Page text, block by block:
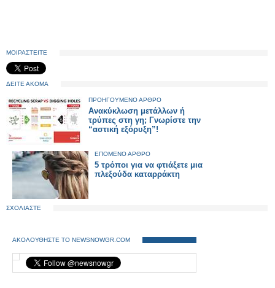
ΜΟΙΡΑΣΤΕΙΤΕ
ΔΕΙΤΕ ΑΚΟΜΑ
ΠΡΟΗΓΟΥΜΕΝΟ ΑΡΘΡΟ
Ανακύκλωση μετάλλων ή
τρύπες στη γη; Γνωρίστε την
“αστική εξόρυξη”!
ΕΠΟΜΕΝΟ ΑΡΘΡΟ
5 τρόποι για να φτιάξετε μια
πλεξούδα καταρράκτη
ΣΧΟΛΙΑΣΤΕ
ΑΚΟΛΟΥΘΗΣΤΕ ΤΟ NEWSNOWGR.COM